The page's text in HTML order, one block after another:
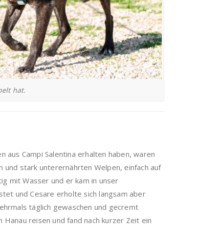
hat.
Campi Salentina erhalten haben, waren
und stark unterernährten Welpen, einfach auf
mit Wasser und er kam in unser
und Cesare erholte sich langsam aber
täglich gewaschen und gecremt
reisen und fand nach kurzer Zeit ein